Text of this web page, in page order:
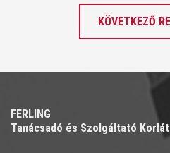
KÖVETKEZŐ
FERLING
Tanácsadó és Szolgáltató